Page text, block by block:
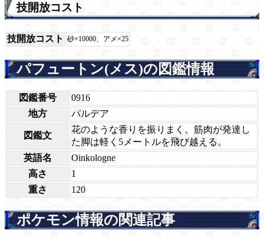
技開放コスト
技開放コスト 砂×10000、アメ×25
パフュートン(メス)の図鑑情報
図鑑番号
0916
地方
パルデア
図鑑文
花のような香りを振りまく。筋肉が発達し
た脚は軽く5メートルを飛び越える。
英語名
Oinkologne
高さ
1
重さ
120
ポケモン情報の関連記事